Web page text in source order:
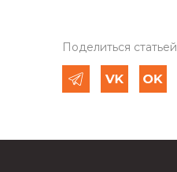
Поделиться статьей